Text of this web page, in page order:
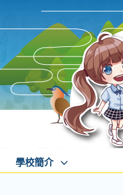
學校簡介